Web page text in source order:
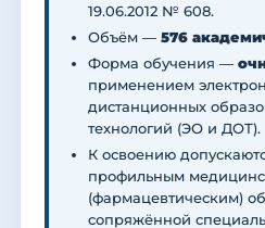
19.06.2012 № 608.
Объём — 576
Форма обучения —
применением
дистанционных
технологий (ЭО и ДОТ).
К освоению
профильным
(фармацевтическим)
сопряжённой